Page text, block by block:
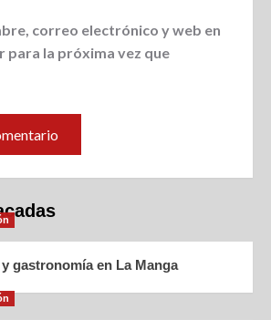
correo electrónico y web en
para la próxima vez que
gastronomía en La Manga